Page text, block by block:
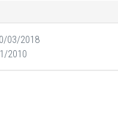
03/2018
2010